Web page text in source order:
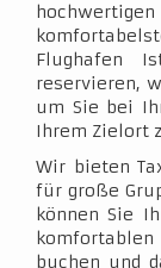
Flughafen
reservieren,
um Sie bei
Ihrem Zielort
Wir bieten
für große
können Sie
buchen und